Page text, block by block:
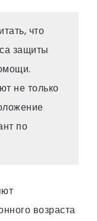
что
защиты
не только
по
возраста